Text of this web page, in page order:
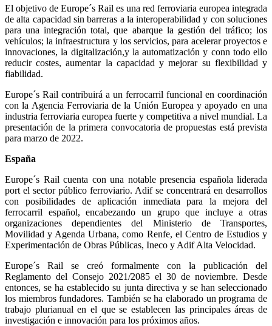
El objetivo de Europe´s Rail es una red ferroviaria europea integrada
de alta capacidad sin barreras a la interoperabilidad y con soluciones
para una integración total, que abarque la gestión del tráfico; los
vehículos; la infraestructura y los servicios, para acelerar proyectos e
innovaciones, la digitalización,y la automatización y conn todo ello
reducir costes, aumentar la capacidad y mejorar su flexibilidad y
fiabilidad.
Europe´s Rail contribuirá a un ferrocarril funcional en coordinación
con la Agencia Ferroviaria de la Unión Europea y apoyado en una
industria ferroviaria europea fuerte y competitiva a nivel mundial. La
presentación de la primera convocatoria de propuestas está prevista
para marzo de 2022.
España
Europe´s Rail cuenta con una notable presencia española liderada
port el sector público ferroviario. Adif se concentrará en desarrollos
con posibilidades de aplicación inmediata para la mejora del
ferrocarril español, encabezando un grupo que incluye a otras
organizaciones dependientes del Ministerio de Transportes,
Movilidad y Agenda Urbana, como Renfe, el Centro de Estudios y
Experimentación de Obras Públicas, Ineco y Adif Alta Velocidad.
Europe´s Rail se creó formalmente con la publicación del
Reglamento del Consejo 2021/2085 el 30 de noviembre. Desde
entonces, se ha establecido su junta directiva y se han seleccionado
los miembros fundadores. También se ha elaborado un programa de
trabajo plurianual en el que se establecen las principales áreas de
investigación e innovación para los próximos años.